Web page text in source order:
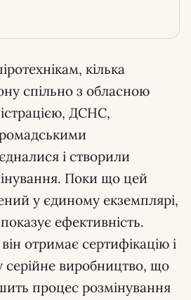
кілька
спільно з обласною
ДСНС,
і створили
Поки що цей
у єдиному екземплярі,
ефективність.
отримає сертифікацію і
виробництво, що
процес розмінування